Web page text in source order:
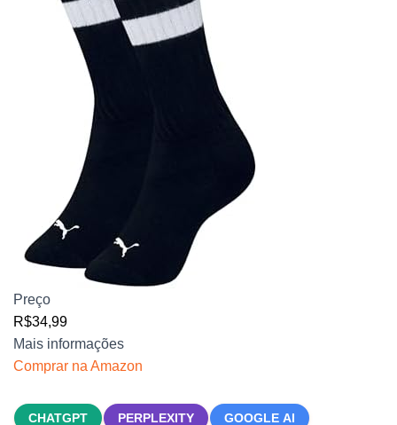
Preço
R$34,99
Mais informações
Comprar na Amazon
CHATGPT PERPLEXITY GOOGLE AI